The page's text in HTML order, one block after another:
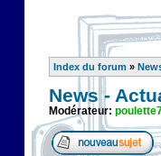
Index du forum »
News -
Modérateur: